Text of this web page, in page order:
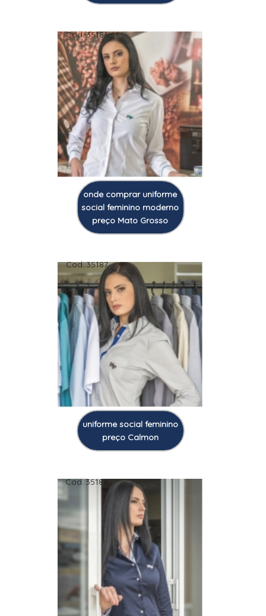
Cod.:35186
onde comprar uniforme
social feminino moderno
preço Mato Grosso
Cod.:35187
uniforme social feminino
preço Calmon
Cod.:35188